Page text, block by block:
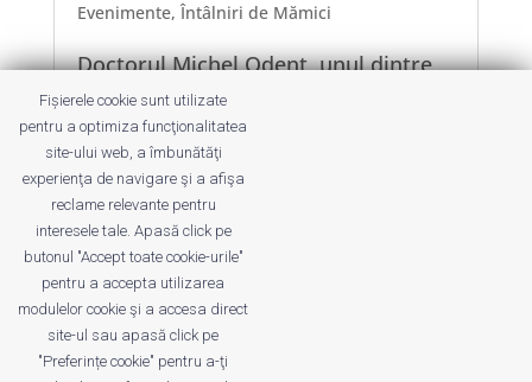
Evenimente, Întâlniri de Mămici
Doctorul Michel Odent, unul dintre
cei mai influenți medici ai epocii
noastre, vine în România să le
povestească părinților și viitorilor
părinți despre naștere, alăptare,
alimentație și multe altele.
Despre noi Publicitate
Fișierele cookie sunt utilizate
pentru a optimiza funcţionalitatea
site-ului web, a îmbunătăţi
experienţa de navigare şi a afişa
reclame relevante pentru
interesele tale. Apasă click pe
butonul "Accept toate cookie-urile"
pentru a accepta utilizarea
modulelor cookie şi a accesa direct
site-ul sau apasă click pe
"Preferințe cookie" pentru a-ţi